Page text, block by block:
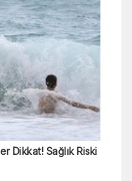
Dikkat! Sağlık Riski